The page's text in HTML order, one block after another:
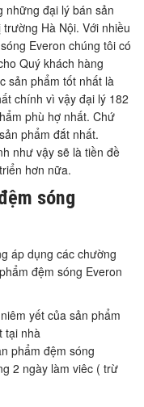
những đại lý bán sản
Hà Nội. Với nhiều
Everon chúng tôi có
Quý khách hàng
sản phẩm tốt nhất là
chính vì vậy đại lý 182
phù hợ nhất. Chứ
phẩm đắt nhất.
như vậy sẽ là tiền đề
hơn nữa.
sóng
áp dụng các chường
đệm sóng Everon
yết của sản phẩm
tại nhà
phẩm đệm sóng
2 ngày làm viêc ( trừ